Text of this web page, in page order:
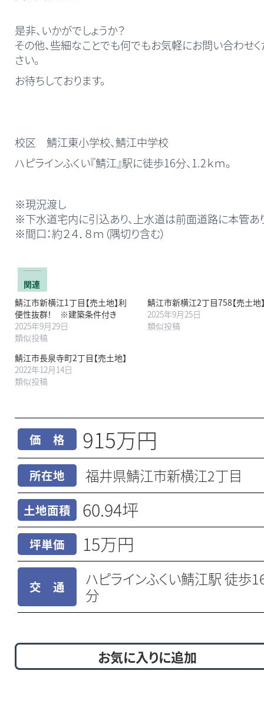
是非、いかがでしょうか？
その他、些細なことでも何でもお気軽にお問い合わせ
さい。
お待ちしております。
校区 鯖江東小学校、鯖江中学校
ハピラインふくい『鯖江』駅に徒歩16分、1.2ｋｍ。
※現況渡し
※下水道宅内に引込あり、上水道は前面道路に本管あ
※間口：約２４．８ｍ（隅切り含む）
関連
鯖江市新横江1丁目【売土地】利
便性抜群！ ※建築条件付き
2025年9月29日
類似投稿
鯖江市新横江2丁目758【売土地
2025年9月25日
類似投稿
鯖江市長泉寺町2丁目【売土地】
2022年12月14日
類似投稿
価 格 915万円
所在地 福井県鯖江市新横江2丁目
土地面積 60.94坪
坪単価 15万円
交 通
ハピラインふくい鯖江駅 徒歩
分
お気に入りに追加